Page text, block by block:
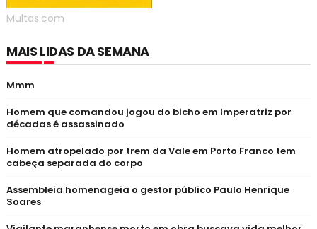
Multas.com
MAIS LIDAS DA SEMANA
Mmm
Homem que comandou jogou do bicho em Imperatriz por
décadas é assassinado
Homem atropelado por trem da Vale em Porto Franco tem
cabeça separada do corpo
Assembleia homenageia o gestor público Paulo Henrique
Soares